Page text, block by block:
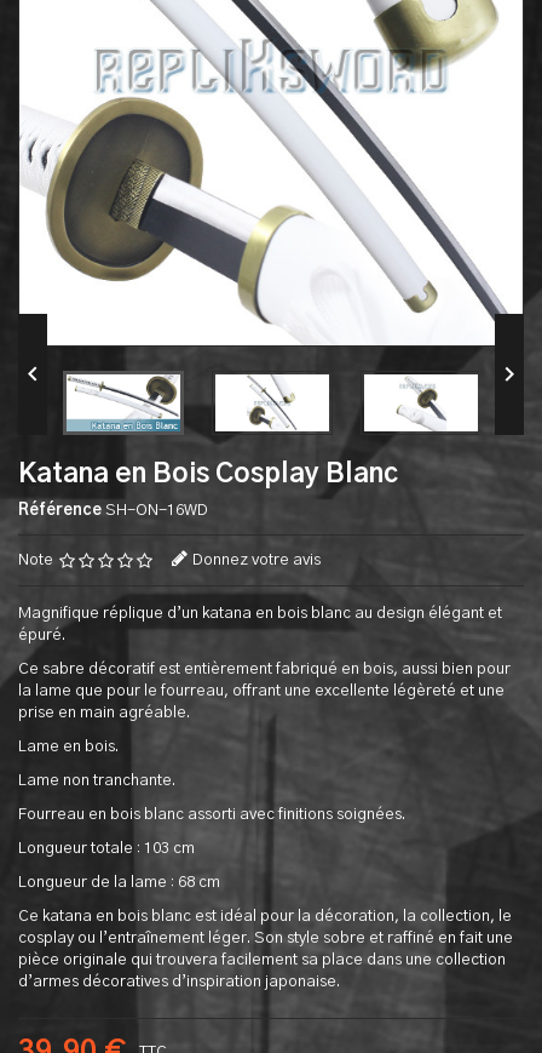
 
Katana en Bois Cosplay Blanc
Référence SH-ON-16WD
Note Donnez votre avis
Magnifique réplique d’un katana en bois blanc au design élégant et
épuré.
Ce sabre décoratif est entièrement fabriqué en bois, aussi bien pour
la lame que pour le fourreau, offrant une excellente légèreté et une
prise en main agréable.
Lame en bois.
Lame non tranchante.
Fourreau en bois blanc assorti avec finitions soignées.
Longueur totale : 103 cm
Longueur de la lame : 68 cm
Ce katana en bois blanc est idéal pour la décoration, la collection, le
cosplay ou l’entraînement léger. Son style sobre et raffiné en fait une
pièce originale qui trouvera facilement sa place dans une collection
d’armes décoratives d’inspiration japonaise.